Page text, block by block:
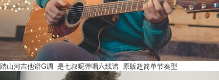
踏山河吉他谱G调_是七叔呢弹唱六线谱_原版超简单节奏型